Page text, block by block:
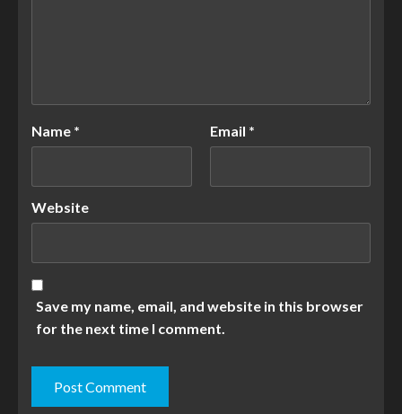
Name * Email *
Website
Save my name, email, and website in this browser
for the next time I comment.